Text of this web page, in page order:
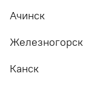
Ачинск
Железногорск
Канск